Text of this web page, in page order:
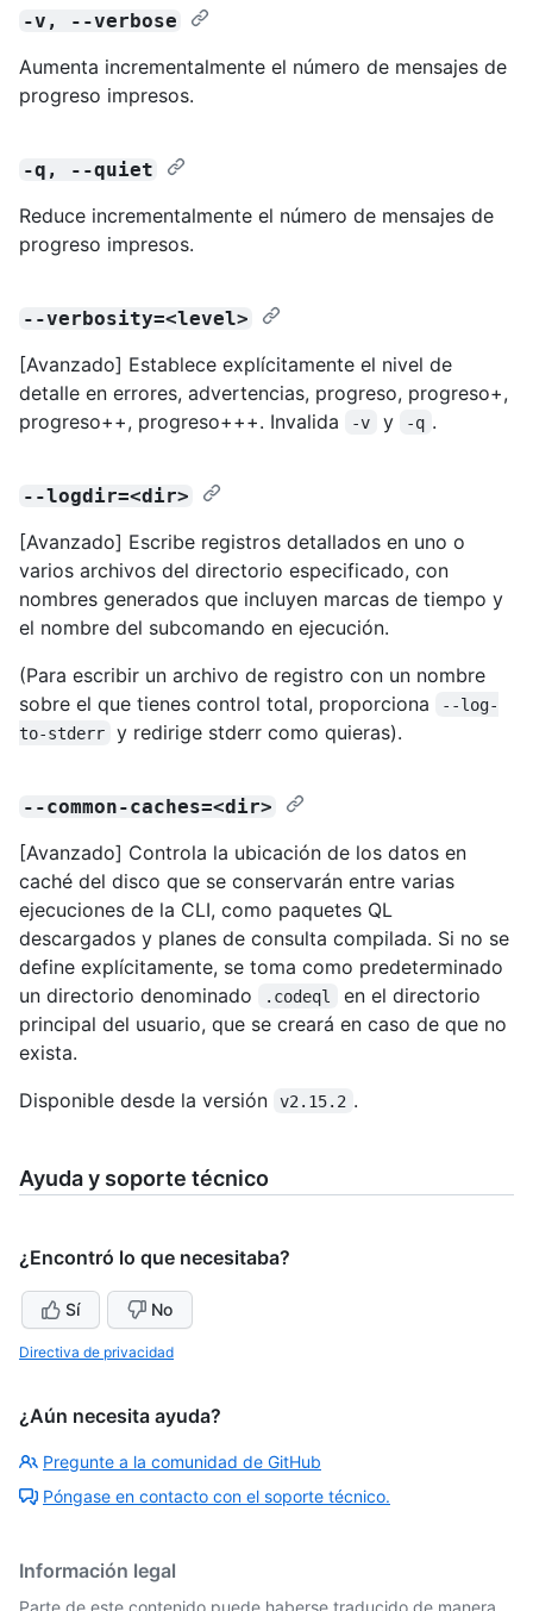
-v, --verbose
Aumenta incrementalmente el número de mensajes de
progreso impresos.
-q, --quiet
Reduce incrementalmente el número de mensajes de
progreso impresos.
--verbosity=<level>
[Avanzado] Establece explícitamente el nivel de
detalle en errores, advertencias, progreso, progreso+,
progreso++, progreso+++. Invalida
-v y -q .
--logdir=<dir>
[Avanzado] Escribe registros detallados en uno o
varios archivos del directorio especificado, con
nombres generados que incluyen marcas de tiempo y
el nombre del subcomando en ejecución.
(Para escribir un archivo de registro con un nombre
sobre el que tienes control total, proporciona
--log-
to-stderr
y redirige stderr como quieras).
--common-caches=<dir>
[Avanzado] Controla la ubicación de los datos en
caché del disco que se conservarán entre varias
ejecuciones de la CLI, como paquetes QL
descargados y planes de consulta compilada. Si no se
define explícitamente, se toma como predeterminado
un directorio denominado
.codeql
en el directorio
principal del usuario, que se creará en caso de que no
exista.
Disponible desde la versión
v2.15.2 .
Ayuda y soporte técnico
¿Encontró lo que necesitaba?
Sí No
Directiva de privacidad
¿Aún necesita ayuda?
Pregunte a la comunidad de GitHub
Póngase en contacto con el soporte técnico.
Información legal
Parte de este contenido puede haberse traducido de manera